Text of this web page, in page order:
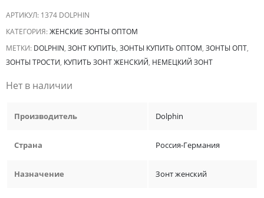
АРТИКУЛ: 1374 DOLPHIN
КАТЕГОРИЯ:ЖЕНСКИЕ ЗОНТЫ ОПТОМ
МЕТКИ: DOLPHIN, ЗОНТ КУПИТЬ, ЗОНТЫ КУПИТЬ ОПТОМ, ЗОНТЫ ОПТ,
ЗОНТЫ ТРОСТИ, КУПИТЬ ЗОНТ ЖЕНСКИЙ, НЕМЕЦКИЙ ЗОНТ
Нет в наличии
Производитель Dolphin
Страна Россия-Германия
Назначение Зонт женский